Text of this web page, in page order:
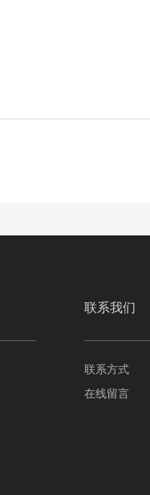
联系我们
联系方式
在线留言